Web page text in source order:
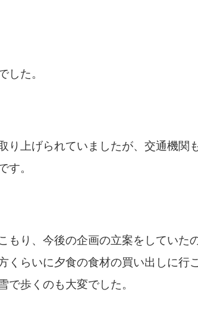
した。
り上げられていましたが、交通機関
す。
もり、今後の企画の立案をしていた
くらいに夕食の食材の買い出しに行
で歩くのも大変でした。